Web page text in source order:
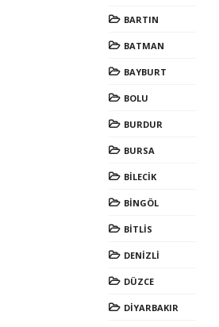
BARTIN
BATMAN
BAYBURT
BOLU
BURDUR
BURSA
BİLECİK
BİNGÖL
BİTLİS
DENİZLİ
DÜZCE
DİYARBAKIR